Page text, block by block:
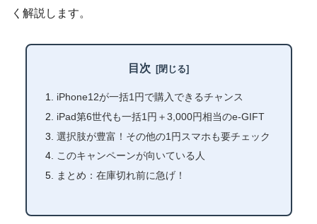
く解説します。
目次
iPhone12が一括1円で購入できるチャンス
iPad第6世代も一括1円＋3,000円相当のe-GIFT
選択肢が豊富！その他の1円スマホも要チェック
このキャンペーンが向いている人
まとめ：在庫切れ前に急げ！